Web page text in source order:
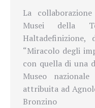
La
Musei della
“Miracolo degli
con quella di una
Museo
attribuita ad
Bronzino